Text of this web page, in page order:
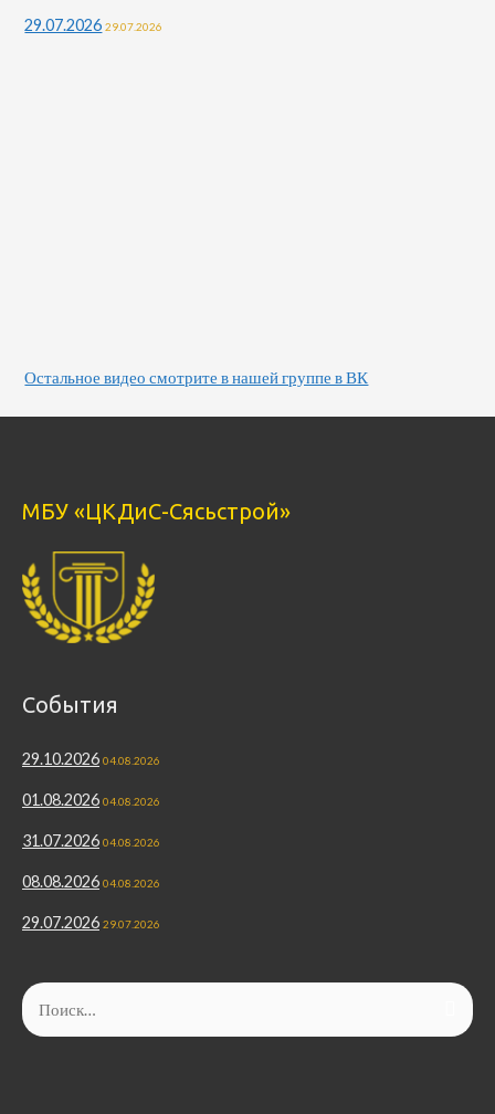
29.07.2026 29.07.2026
Остальное видео смотрите в нашей группе в ВК
МБУ «ЦКДиС-Сясьстрой»
События
29.10.2026 04.08.2026
01.08.2026 04.08.2026
31.07.2026 04.08.2026
08.08.2026 04.08.2026
29.07.2026 29.07.2026